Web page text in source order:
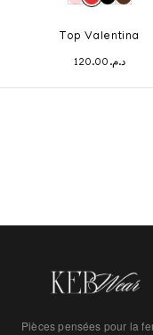
Top Valentina
د.م. 120.00
Pièces pensées pour la